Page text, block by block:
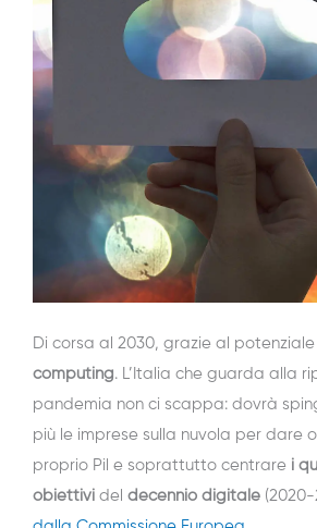
Di corsa al 2030, grazie al potenziale
computing. L’Italia che guarda alla
pandemia non ci scappa: dovrà
più le imprese sulla nuvola per dare
proprio Pil e soprattutto centrare i
obiettivi del decennio digitale (2020-